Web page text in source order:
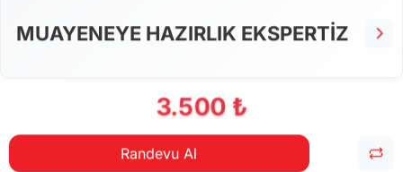
MUAYENEYE HAZIRLIK EKSPERTİZ
3.500 ₺
Randevu Al